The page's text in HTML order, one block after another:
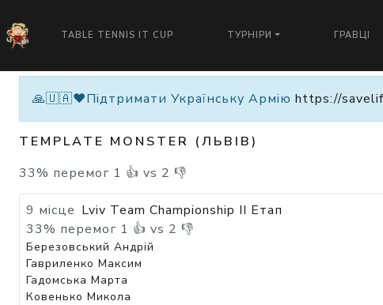
TABLE TENNIS IT CUP ТУРНІРИ ГРАВЦІ
🙏🇺🇦❤️Підтримати Українську Армію https://
TEMPLATE MONSTER (ЛЬВІВ)
33% перемог 1 👍 vs 2 👎
9 місце Lviv Team Championship II Етап
33% перемог 1 👍 vs 2 👎
Березовський Андрій
Гавриленко Максим
Гадомська Марта
Ковенько Микола